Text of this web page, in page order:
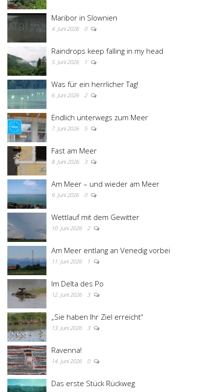
Maribor in Slownien
4. Juni 2026 0
Raindrops keep falling in my head
5. Juni 2026 1
Was für ein herrlicher Tag!
6. Juni 2026 2
Endlich unterwegs zum Meer
7. Juni 2026 5
Fast am Meer
8. Juni 2026 3
Am Meer – und wieder am Meer
9. Juni 2026 0
Wettlauf mit dem Gewitter
10. Juni 2026 2
Am Meer entlang an Venedig vorbei
11. Juni 2026 1
Im Delta des Po
12. Juni 2026 3
„Sie haben Ihr Ziel erreicht“
13. Juni 2026 3
Ravenna!
14. Juni 2026 0
Das erste Stück Rückweg